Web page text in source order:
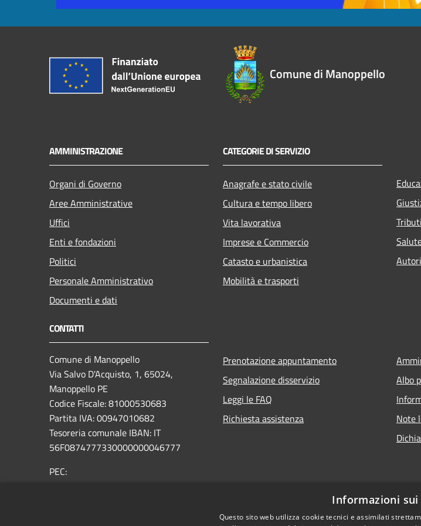
Comune di Manoppello
AMMINISTRAZIONE
Organi di Governo
Aree Amministrative
Uffici
Enti e fondazioni
Politici
Personale Amministrativo
Documenti e dati
CATEGORIE DI SERVIZIO
Anagrafe e stato civile
Cultura e tempo libero
Vita lavorativa
Imprese e Commercio
Catasto e urbanistica
Mobilità e trasporti
CONTATTI
Comune di Manoppello
Via Salvo D'Acquisto, 1, 65024,
Manoppello PE
Codice Fiscale: 81000530683
Partita IVA: 00947010682
Tesoreria comunale IBAN: IT
56F0874777330000000046777
PEC:
Prenotazione appuntamento
Segnalazione disservizio
Leggi le FAQ
Richiesta assistenza
Albo
Note
Informazioni sui
Questo sito web utilizza cookie tecnici e assimilati